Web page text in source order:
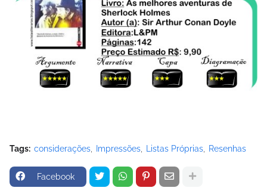
Tags: considerações Impressões Listas Próprias Resenhas
Facebook